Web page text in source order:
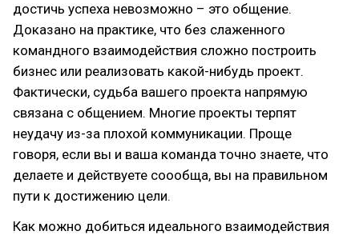
достичь успеха невозможно – это общение.
Доказано на практике, что без слаженного
командного взаимодействия сложно построить
бизнес или реализовать какой-нибудь проект.
Фактически, судьба вашего проекта напрямую
связана с общением. Многие проекты терпят
неудачу из-за плохой коммуникации. Проще
говоря, если вы и ваша команда точно знаете, что
делаете и действуете соообща, вы на правильном
пути к достижению цели.
Как можно добиться идеального взаимодействия